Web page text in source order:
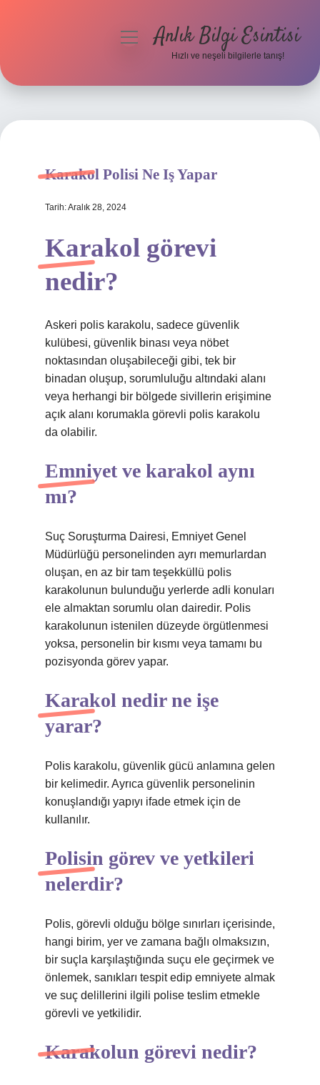
Hakkımızda
menüyüAnlık Bilgi Esintisi
Hızlı ve neşeli bilgilerle tanış!
Karakol Polisi Ne Iş Yapar
Tarih: Aralık 28, 2024
Karakol görevi
nedir?
Askeri polis karakolu, sadece güvenlik
kulübesi, güvenlik binası veya nöbet
noktasından oluşabileceği gibi, tek bir
binadan oluşup, sorumluluğu altındaki alanı
veya herhangi bir bölgede sivillerin erişimine
açık alanı korumakla görevli polis karakolu
da olabilir.
Emniyet ve karakol aynı
mı?
Suç Soruşturma Dairesi, Emniyet Genel
Müdürlüğü personelinden ayrı memurlardan
oluşan, en az bir tam teşekküllü polis
karakolunun bulunduğu yerlerde adli konuları
ele almaktan sorumlu olan dairedir. Polis
karakolunun istenilen düzeyde örgütlenmesi
yoksa, personelin bir kısmı veya tamamı bu
pozisyonda görev yapar.
Karakol nedir ne işe
yarar?
Polis karakolu, güvenlik gücü anlamına gelen
bir kelimedir. Ayrıca güvenlik personelinin
konuşlandığı yapıyı ifade etmek için de
kullanılır.
Polisin görev ve yetkileri
nelerdir?
Polis, görevli olduğu bölge sınırları içerisinde,
hangi birim, yer ve zamana bağlı olmaksızın,
bir suçla karşılaştığında suçu ele geçirmek ve
önlemek, sanıkları tespit edip emniyete almak
ve suç delillerini ilgili polise teslim etmekle
görevli ve yetkilidir.
Karakolun görevi nedir?